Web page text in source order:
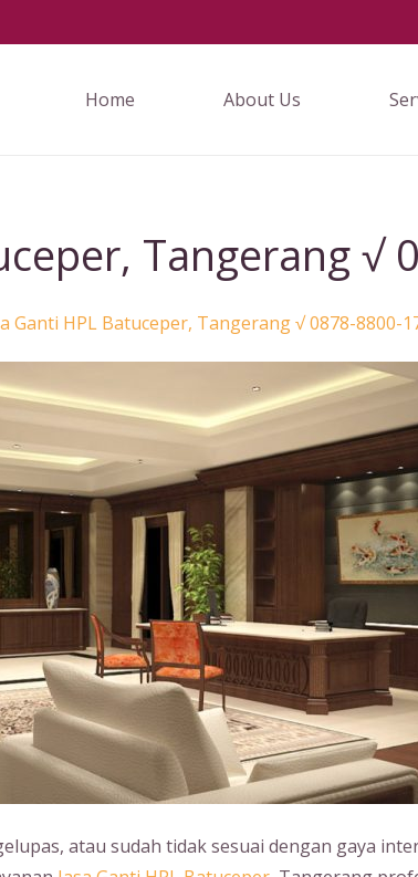
Home About Us
Tangerang √
Ganti HPL Batuceper, Tangerang √ 0878-8800-
atau sudah tidak sesuai dengan gaya